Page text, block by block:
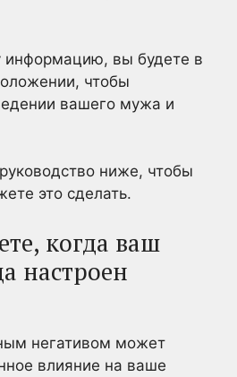
информацию, вы будете в
чтобы
вашего мужа и
ниже, чтобы
это сделать.
когда ваш
настроен
негативом может
влияние на ваше